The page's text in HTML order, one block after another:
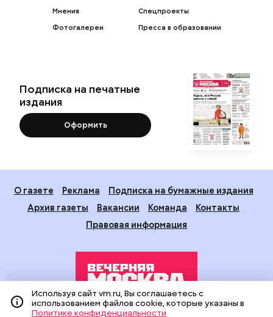
Мнения
Фотогалереи
Спецпроекты
Пресса в образовании
Подписка на печатные
издания
Оформить
О газете Реклама
Подписка на бумажные издания
Архив газеты
Вакансии Команда
Контакты
Правовая информация
Используя сайт vm.ru, Вы соглашаетесь с
использованием файлов cookie, которые указаны в
Политике конфиденциальности